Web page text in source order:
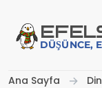
EFE
DÜŞÜNCE,
Ana Sayfa